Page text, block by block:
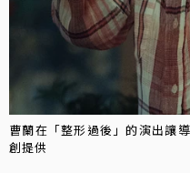
曹蘭在「整形過後」的演出讓
創提供